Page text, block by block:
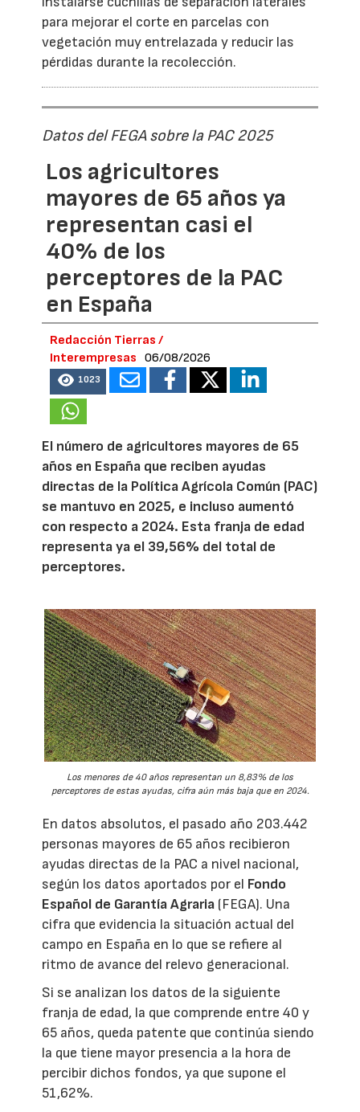
para mejorar el corte en parcelas con
vegetación muy entrelazada y reducir las
pérdidas durante la recolección.
Datos del FEGA sobre la PAC 2025
Los agricultores
mayores de 65 años ya
representan casi el
40% de los
perceptores de la PAC
en España
Redacción Tierras /
Interempresas
06/08/2026
1023
El número de agricultores mayores de 65
años en España que reciben ayudas
directas de la Política Agrícola Común (PAC)
se mantuvo en 2025, e incluso aumentó
con respecto a 2024. Esta franja de edad
representa ya el 39,56% del total de
perceptores.
Los menores de 40 años representan un 8,83% de los
perceptores de estas ayudas, cifra aún más baja que en 2024.
En datos absolutos, el pasado año 203.442
personas mayores de 65 años recibieron
ayudas directas de la PAC a nivel nacional,
según los datos aportados por el Fondo
Español de Garantía Agraria (FEGA). Una
cifra que evidencia la situación actual del
campo en España en lo que se refiere al
ritmo de avance del relevo generacional.
Si se analizan los datos de la siguiente
franja de edad, la que comprende entre 40 y
65 años, queda patente que continúa siendo
la que tiene mayor presencia a la hora de
percibir dichos fondos, ya que supone el
51,62%.